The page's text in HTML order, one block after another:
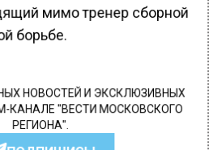
мимо тренер сборной
борьбе.
НОВОСТЕЙ И ЭКСКЛЮЗИВНЫХ
КАНАЛЕ "ВЕСТИ МОСКОВСКОГО
РЕГИОНА".